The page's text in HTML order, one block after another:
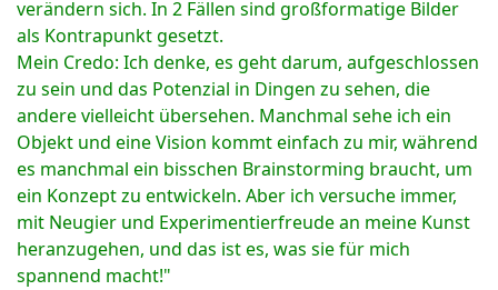
verändern sich. In 2 Fällen sind großformatige Bilder
als Kontrapunkt gesetzt.
Mein Credo: Ich denke, es geht darum, aufgeschlossen
zu sein und das Potenzial in Dingen zu sehen, die
andere vielleicht übersehen. Manchmal sehe ich ein
Objekt und eine Vision kommt einfach zu mir, während
es manchmal ein bisschen Brainstorming braucht, um
ein Konzept zu entwickeln. Aber ich versuche immer,
mit Neugier und Experimentierfreude an meine Kunst
heranzugehen, und das ist es, was sie für mich
spannend macht!"